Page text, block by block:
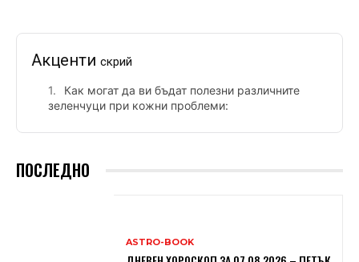
Акценти скрий
Как могат да ви бъдат полезни различните
зеленчуци при кожни проблеми:
ПОСЛЕДНО
ASTRO-BOOK